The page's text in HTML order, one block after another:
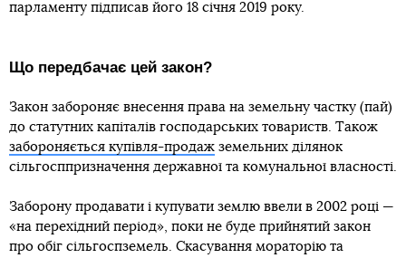
парламенту підписав його 18 січня 2019 року.
Що передбачає цей закон?
Закон забороняє внесення права на земельну частку (пай)
до статутних капіталів господарських товариств. Також
забороняється купівля-продаж земельних ділянок
сільгосппризначення державної та комунальної власності.
Заборону продавати і купувати землю ввели в 2002 році —
«на перехідний період», поки не буде прийнятий закон
про обіг сільгоспземель. Скасування мораторію та